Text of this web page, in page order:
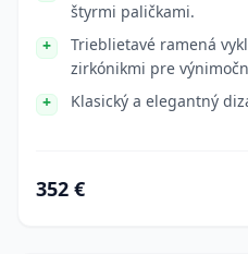
štyrmi paličkami.
Trieblietavé ramená
zirkónikmi pre
Klasický a elegantný
352 €